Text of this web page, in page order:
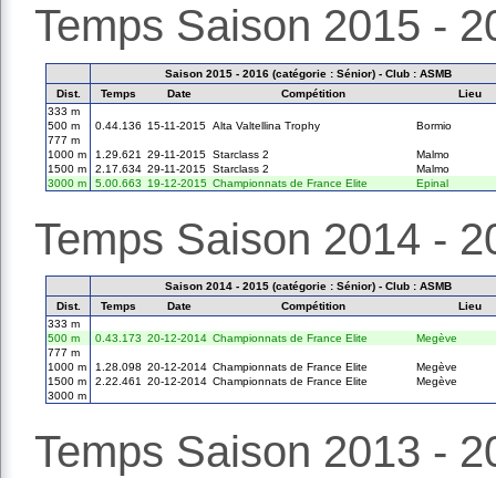
Temps Saison 2015 -
Saison 2015 - 2016 (catégorie : Sénior) - Club : ASMB
Dist.
Temps Date Compétition
Lieu
333 m
500 m
0.44.136 15-11-2015 Alta Valtellina Trophy
Bormio
777 m
1000 m
1.29.621 29-11-2015 Starclass 2
Malmo
1500 m
2.17.634 29-11-2015 Starclass 2
Malmo
3000 m
5.00.663 19-12-2015 Championnats de France Elite Epinal
Temps Saison 2014 -
Saison 2014 - 2015 (catégorie : Sénior) - Club : ASMB
Dist.
Temps Date Compétition
Lieu
333 m
500 m
0.43.173 20-12-2014 Championnats de France Elite
Megève
777 m
1000 m
1.28.098 20-12-2014 Championnats de France Elite
Megève
1500 m
2.22.461 20-12-2014 Championnats de France Elite
Megève
3000 m
Temps Saison 2013 -